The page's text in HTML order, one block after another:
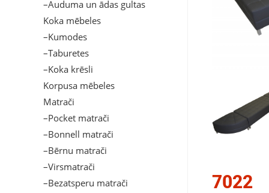
7022
–Auduma un ādas gultas
Koka mēbeles
–Kumodes
–Taburetes
–Koka krēsli
Korpusa mēbeles
Matrači
–Pocket matrači
–Bonnell matrači
–Bērnu matrači
–Virsmatrači
–Bezatsperu matrači